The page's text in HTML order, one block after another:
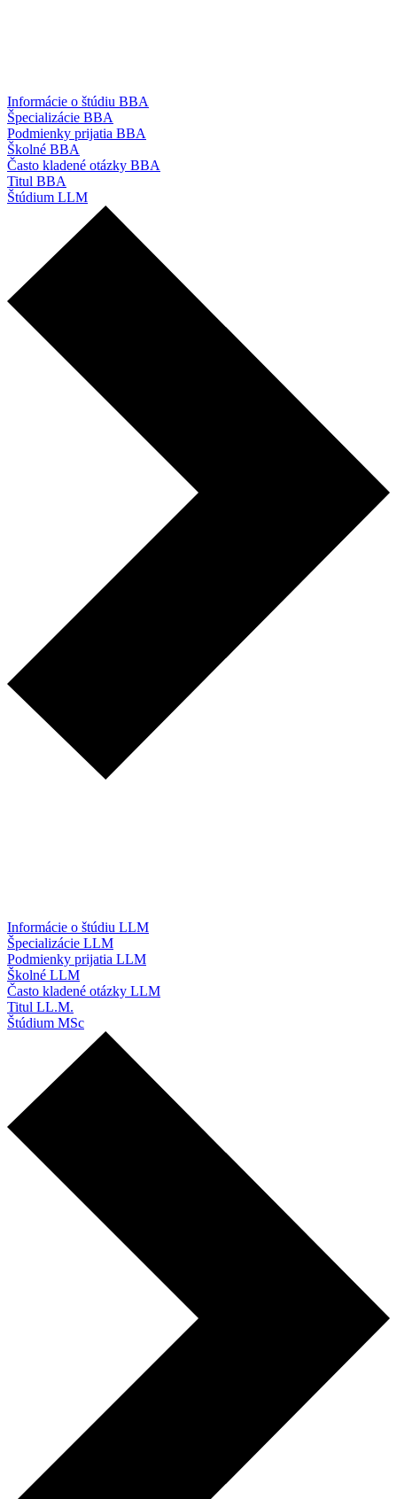
Informácie o štúdiu BBA
Špecializácie BBA
Podmienky prijatia BBA
Školné BBA
Často kladené otázky BBA
Titul BBA
Štúdium LLM
Informácie o štúdiu LLM
Špecializácie LLM
Podmienky prijatia LLM
Školné LLM
Často kladené otázky LLM
Titul LL.M.
Štúdium MSc